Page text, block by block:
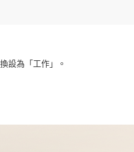
設為「工作」。